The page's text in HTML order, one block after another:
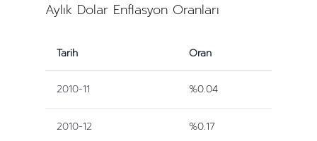
Aylık Dolar Enflasyon Oranları
Tarih Oran
2010-11 %0.04
2010-12 %0.17